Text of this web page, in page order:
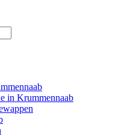
in Krummennaab